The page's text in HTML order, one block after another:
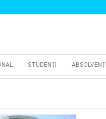
STUDENȚI ABSOLVENȚI